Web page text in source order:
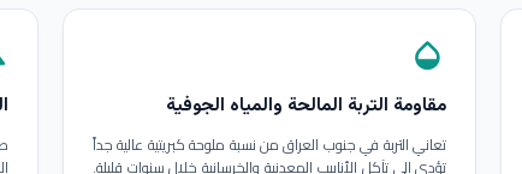
opacity
مقاومة التربة المالحة والمياه الجوفية
تعاني التربة في جنوب العراق من نسبة ملوحة كبريتية عالية جداً
تؤدي إلى تآكل الأنابيب المعدنية والخرسانية خلال سنوات قليلة.